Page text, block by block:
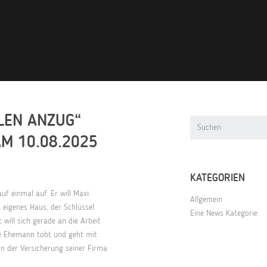
ANZUG“
10.08.2025
einmal auf. Er will Maxi
Haus, der Schlüssel
will sich gerade an die Arbeit
Ehemann tobt und geht mit
der Versicherung seiner Firma
KATEGORIEN
Allgemein
Eine News Kategorie